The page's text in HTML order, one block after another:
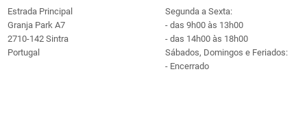
Estrada Principal
Granja Park A7
2710-142 Sintra
Portugal
Segunda a Sexta:
- das 9h00 às 13h00
- das 14h00 às 18h00
Sábados, Domingos e Feriados:
- Encerrado